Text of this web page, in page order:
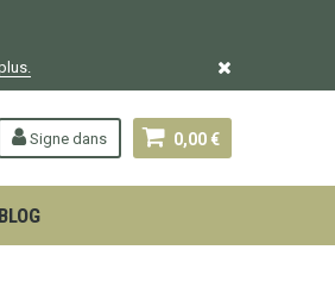
0,00 €
Signe dans
BLOG